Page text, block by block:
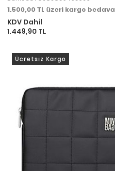
1.500,00 TL üzeri kargo bedava
KDV Dahil
1.449,90 TL
Ücretsiz Kargo